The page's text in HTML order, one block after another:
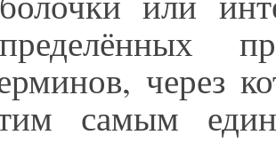
через
самым